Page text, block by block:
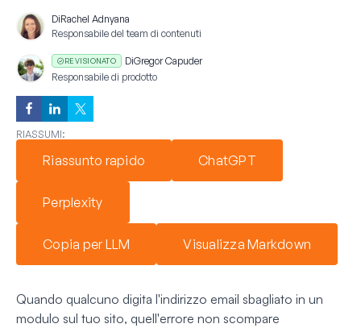
DiRachel Adnyana
Responsabile del team di contenuti
REVISIONATO DiGregor Capuder
Responsabile di prodotto
RIASSUMI:
Riassunto rapido ChatGPT
Perplexity
Copia per LLM Visualizza Markdown
Quando qualcuno digita l'indirizzo email sbagliato in un
modulo sul tuo sito, quell'errore non scompare